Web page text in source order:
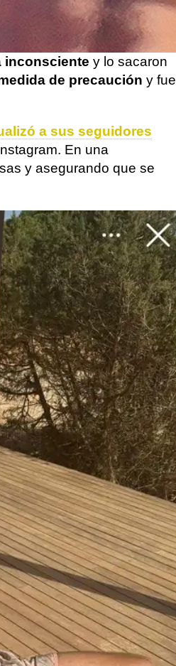
sufrió un accidente
Ibiza. El incidente ocurrió
villa privada, donde dos
inconsciente y lo sacaron
de precaución y fue
a sus seguidores
En una
y asegurando que se